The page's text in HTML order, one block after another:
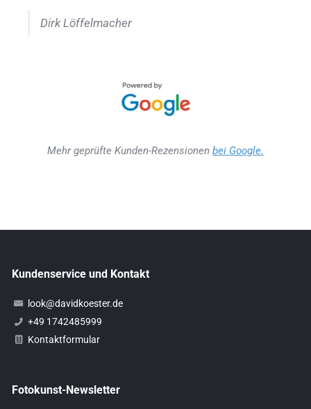
Dirk Löffelmacher
Mehr geprüfte Kunden-Rezensionen bei Google.
Kundenservice und Kontakt
look@davidkoester.de
+49 1742485999
Kontaktformular
Fotokunst-Newsletter